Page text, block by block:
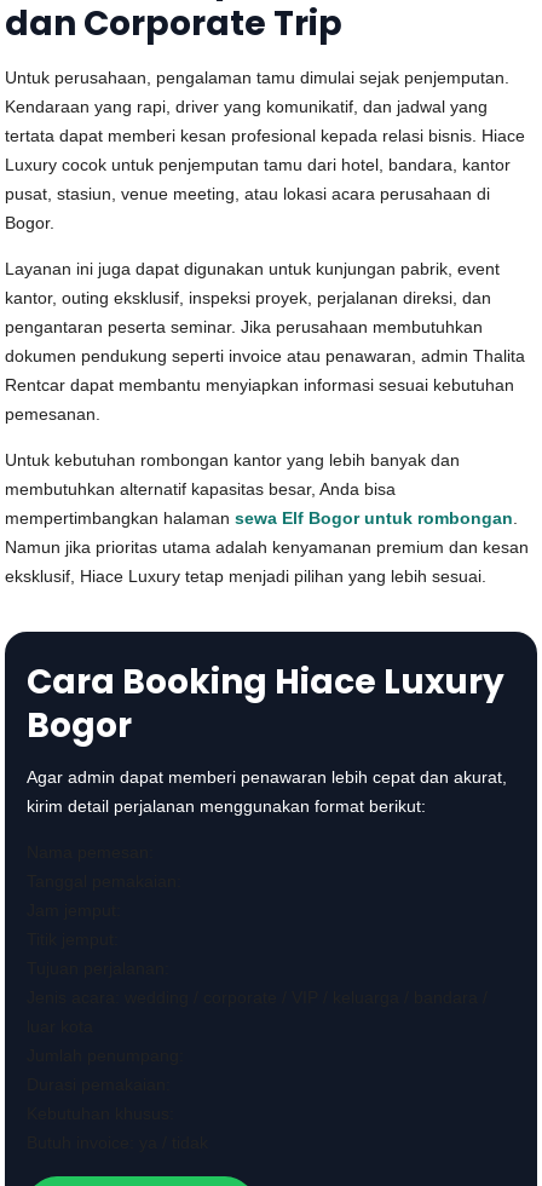
dan Corporate Trip
Untuk perusahaan, pengalaman tamu dimulai sejak penjemputan.
Kendaraan yang rapi, driver yang komunikatif, dan jadwal yang
tertata dapat memberi kesan profesional kepada relasi bisnis. Hiace
Luxury cocok untuk penjemputan tamu dari hotel, bandara, kantor
pusat, stasiun, venue meeting, atau lokasi acara perusahaan di
Bogor.
Layanan ini juga dapat digunakan untuk kunjungan pabrik, event
kantor, outing eksklusif, inspeksi proyek, perjalanan direksi, dan
pengantaran peserta seminar. Jika perusahaan membutuhkan
dokumen pendukung seperti invoice atau penawaran, admin Thalita
Rentcar dapat membantu menyiapkan informasi sesuai kebutuhan
pemesanan.
Untuk kebutuhan rombongan kantor yang lebih banyak dan
membutuhkan alternatif kapasitas besar, Anda bisa
mempertimbangkan halamansewa Elf Bogor untuk rombongan
Namun jika prioritas utama adalah kenyamanan premium dan kesan
eksklusif, Hiace Luxury tetap menjadi pilihan yang lebih sesuai.
Cara Booking Hiace Luxury
Bogor
Agar admin dapat memberi penawaran lebih cepat dan akurat,
kirim detail perjalanan menggunakan format berikut: